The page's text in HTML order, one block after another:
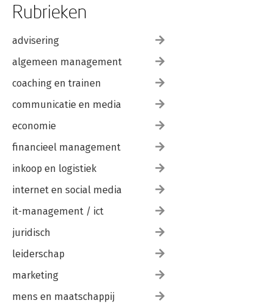
Rubrieken
advisering
algemeen management
coaching en trainen
communicatie en media
economie
financieel management
inkoop en logistiek
internet en social media
it-management / ict
juridisch
leiderschap
marketing
mens en maatschappij